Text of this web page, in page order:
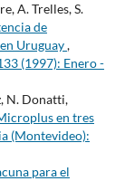
A. Trelles, S.
de
Uruguay,
(1997): Enero -
N. Donatti,
en tres
(Montevideo):
para el